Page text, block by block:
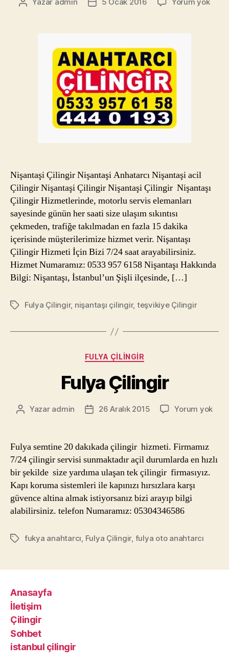
Yazının
Yazı
Nişantaşi Çilingir Nişantaşi Anhatarcı Nişantaşi acil
Çilingir Nişantaşi Çilingir Nişantaşi Çilingir Nişantaşı
Çilingir Hizmetlerinde, motorlu servis elemanları
sayesinde günün her saati size ulaşım sıkıntısı
çekmeden, trafiğe takılmadan en fazla 15 dakika
içerisinde müşterilerimize hizmet verir. Nişantaşı
Çilingir Hizmeti İçin Bizi 7/24 saat arayabilirsiniz.
Hizmet Numaramız: 0533 957 6158 Nişantaşı Hakkında
Bilgi: Nişantaşı, İstanbul’un Şişli ilçesinde, […]
EtiketlerFulya Çilingir, nişantaşı çilingir, teşvikiye Çilingir
Kategoriler
FULYA ÇILINGIR
Fulya Çilingir
Yazının
Yazar admin
Yazı26 Aralık 2015 Yorum yok
Fulya semtine 20 dakıkada çilingir hizmeti. Firmamız
7/24 çilingir servisi sunmaktadır açil durumlarda en hızlı
bir şekilde size yardıma ulaşan tek çilingir firmasıyız.
Kapı koruma sistemleri ile kapınızı hırsızlara karşı
güvence altina almak istiyorsanız bizi arayıp bilgi
alabilirsiniz. telefon Numaramız: 05304346586
Etiketlerfukya anahtarcı Fulya Çilingir, fulya oto anahtarcı
Anasayfa
İletişim
Çilingir
Sohbet
istanbul çilingir